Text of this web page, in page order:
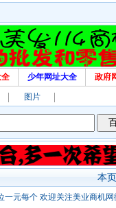
少年网址大全 政府
图片
本
元每个 欢迎关注美业商机